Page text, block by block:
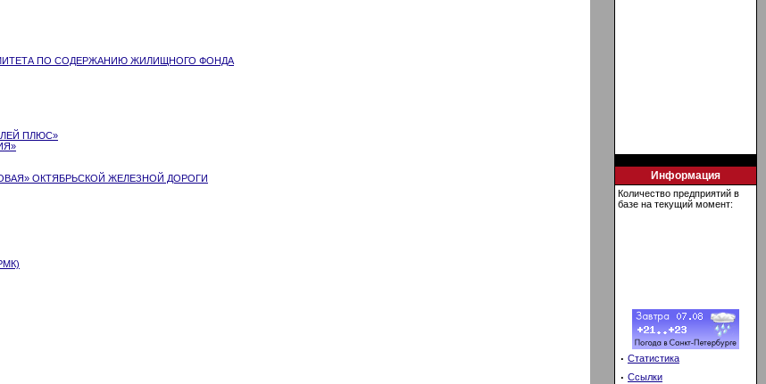
ПО СОДЕРЖАНИЮ ЖИЛИЩНОГО ФОНДА
ПЛЮС»
ОКТЯБРЬСКОЙ ЖЕЛЕЗНОЙ ДОРОГИ
Информация
Количество предприятий в
базе на текущий момент:
· Статистика
· Ссылки